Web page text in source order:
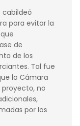
cabildeó
para evitar la
de
de los
Tal fue
la Cámara
no
por los